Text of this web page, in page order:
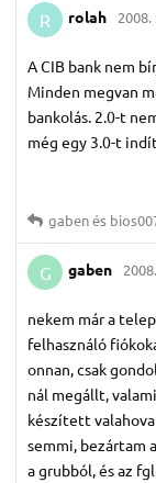
R rolah 2008.
A CIB bank nem
Minden megvan
bankolás. 2.0-t
még egy 3.0-t
gabenés
G gaben
nekem már a
felhasználó
onnan, csak
nál megállt,
készített
semmi, bezártam
a grubból, és az